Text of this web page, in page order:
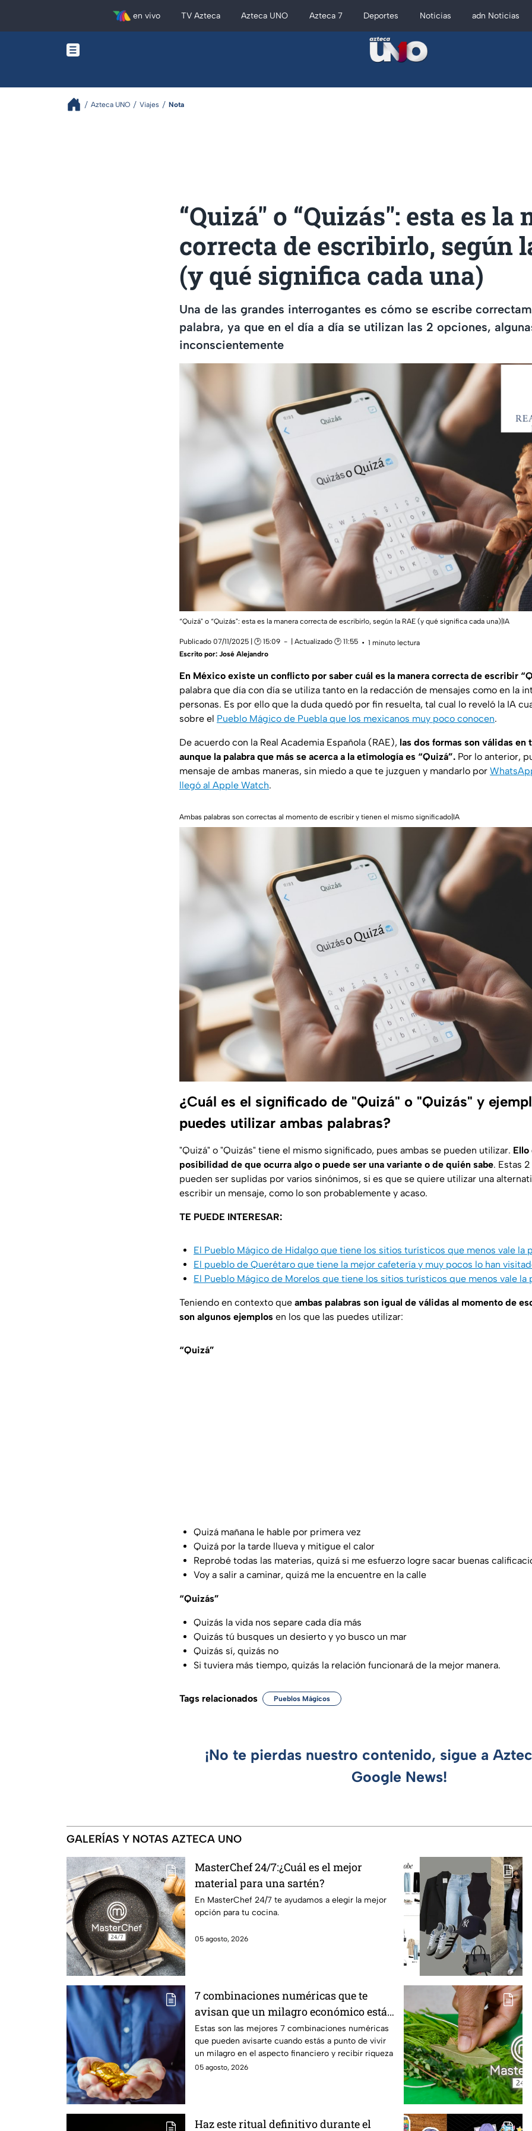
en vivo TV Azteca Azteca UNO Azteca 7 Deportes Noticias adn Noticias
Azteca UNO Viajes Nota
“Quizá" o “Quizás": esta es la
correcta de escribirlo, según
(y qué significa cada una)
Una de las grandes interrogantes es cómo se escribe
palabra, ya que en el día a día se utilizan las 2 opciones,
inconscientemente
“Quizá" o “Quizás": esta es la manera correcta de escribirlo, según la RAE (y qué significa cada una)|IA
Publicado 07/11/2025 | 🕑 15:09 | Actualizado 🕑 11:55
1 minuto lectura
Escrito por: José Alejandro
En México existe un conflicto por saber cuál es la manera correcta de escribir
palabra que día con día se utiliza tanto en la redacción de mensajes como en la
personas. Es por ello que la duda quedó por fin resuelta, tal cual lo reveló la IA
sobre el Pueblo Mágico de Puebla que los mexicanos muy poco conocen.
De acuerdo con la Real Academia Española (RAE), las dos formas son válidas
aunque la palabra que más se acerca a la etimología es “Quizá”. Por lo anterior,
mensaje de ambas maneras, sin miedo a que te juzguen y mandarlo por
llegó al Apple Watch.
Ambas palabras son correctas al momento de escribir y tienen el mismo significado|IA
¿Cuál es el significado de "Quizá" o "Quizás" y
puedes utilizar ambas palabras?
"Quizá" o "Quizás" tiene el mismo significado, pues ambas se pueden utilizar.
posibilidad de que ocurra algo o puede ser una variante o de quién sabe. Estas
pueden ser suplidas por varios sinónimos, si es que se quiere utilizar una
escribir un mensaje, como lo son probablemente y acaso.
TE PUEDE INTERESAR:
El Pueblo Mágico de Hidalgo que tiene los sitios turísticos que menos vale la
El pueblo de Querétaro que tiene la mejor cafetería y muy pocos lo han
El Pueblo Mágico de Morelos que tiene los sitios turísticos que menos vale la
Teniendo en contexto que ambas palabras son igual de válidas al momento de
son algunos ejemplos en los que las puedes utilizar:
“Quizá”
Quizá mañana le hable por primera vez
Quizá por la tarde llueva y mitigue el calor
Reprobé todas las materias, quizá si me esfuerzo logre sacar buenas
Voy a salir a caminar, quizá me la encuentre en la calle
“Quizás”
Quizás la vida nos separe cada día más
Quizás tú busques un desierto y yo busco un mar
Quizás sí, quizás no
Si tuviera más tiempo, quizás la relación funcionará de la mejor manera.
Tags relacionados Pueblos Mágicos
¡No te pierdas nuestro contenido, sigue a
Google News!
GALERÍAS Y NOTAS AZTECA UNO
MasterChef 24/7:¿Cuál es el mejor
material para una sartén?
En MasterChef 24/7 te ayudamos a elegir la mejor
opción para tu cocina.
05 agosto, 2026
7 combinaciones numéricas que te
avisan que un milagro económico está
en camino
Estas son las mejores 7 combinaciones numéricas
que pueden avisarte cuando estás a punto de vivir
un milagro en el aspecto financiero y recibir riqueza
05 agosto, 2026
Haz este ritual definitivo durante el